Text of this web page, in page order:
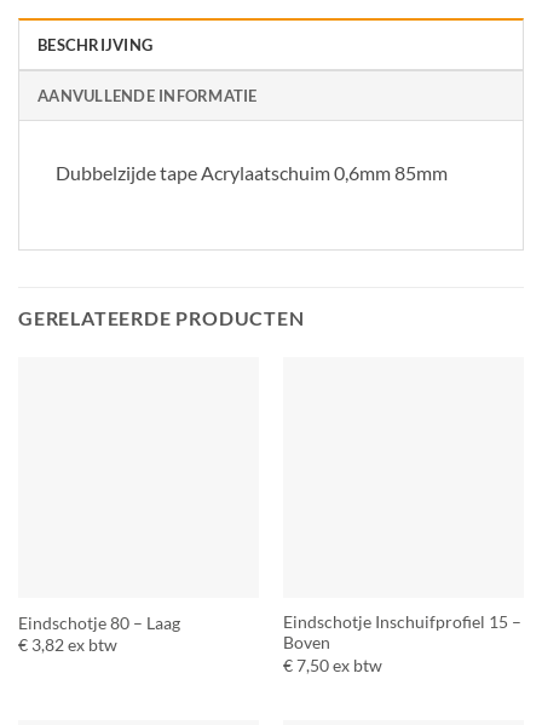
BESCHRIJVING
AANVULLENDE INFORMATIE
Dubbelzijde tape Acrylaatschuim 0,6mm 85mm
GERELATEERDE PRODUCTEN
Eindschotje 80 – Laag
€3,82 ex btw
Eindschotje Inschuifprofiel 15 –
Boven
€7,50 ex btw